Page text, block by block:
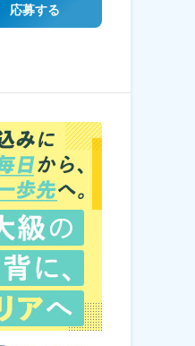
応募する